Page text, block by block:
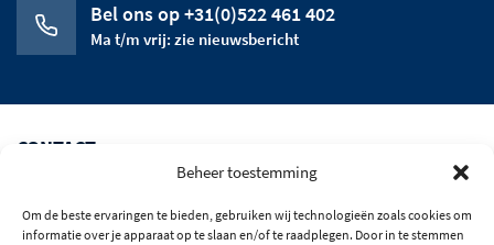
Beheer toestemming
Om de beste ervaringen te bieden, gebruiken wij technologieën zoals cookies om
informatie over je apparaat op te slaan en/of te raadplegen. Door in te stemmen
Bel ons op +31(0)522 461 402
Ma t/m vrij: zie nieuwsbericht
CONTACT
HET BEDRIJF